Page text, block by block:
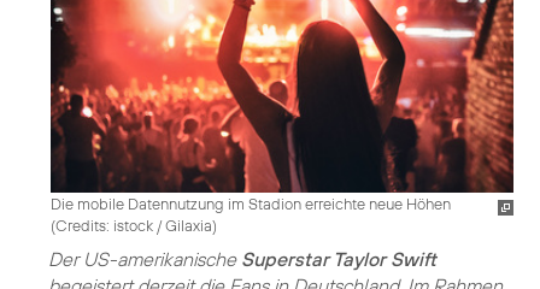
Die mobile Datennutzung im Stadion erreichte neue Höhen
(Credits: istock / Gilaxia)
Der US-amerikanische Superstar Taylor Swift